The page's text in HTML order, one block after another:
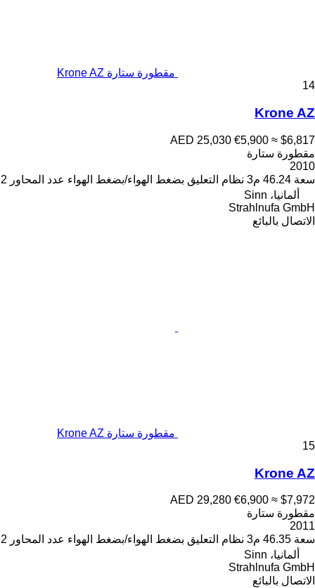
مقطورة ستارة Krone AZ
14
Krone AZ
AED 25,030 €5,900 ≈ $6,817
مقطورة ستارة
2010
سعة 46.24 م3 نظام التعليق بضغط الهواء/بضغط الهواء عدد المحاور 2
ألمانيا، Sinn
Strahlnufa GmbH
الاتصال بالبائع
مقطورة ستارة Krone AZ
15
Krone AZ
AED 29,280 €6,900 ≈ $7,972
مقطورة ستارة
2011
سعة 46.35 م3 نظام التعليق بضغط الهواء/بضغط الهواء عدد المحاور 2
ألمانيا، Sinn
Strahlnufa GmbH
الاتصال بالبائع